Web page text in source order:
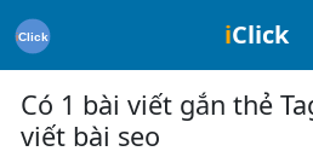
iClick
Có 1 bài viết gắn thẻ
viết bài seo